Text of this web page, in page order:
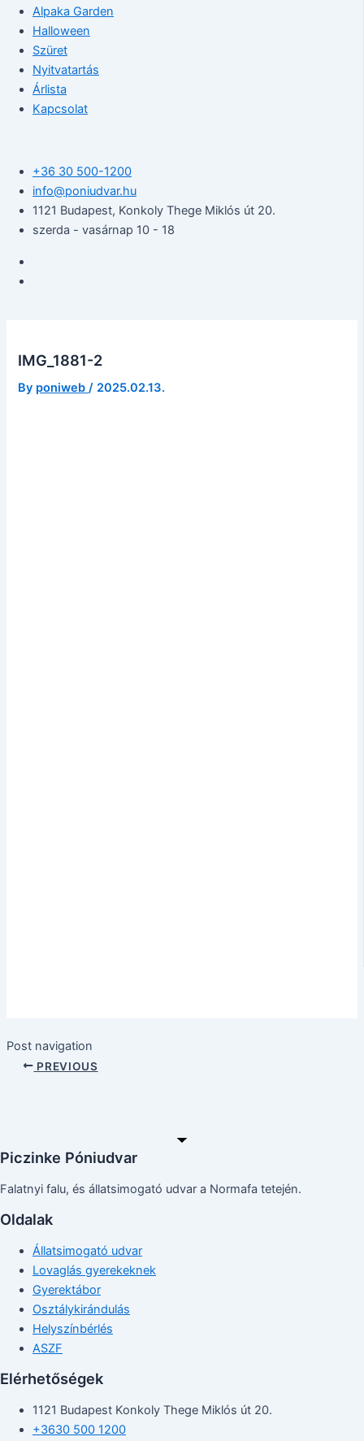
Alpaka Garden
Halloween
Szüret
Nyitvatartás
Árlista
Kapcsolat
+36 30 500-1200​
info@poniudvar.hu
1121 Budapest, Konkoly Thege Miklós út 20.
szerda - vasárnap 10 - 18
IMG_1881-2
By poniweb/ 2025.02.13.
Post navigation
PREVIOUS
Piczinke Póniudvar
Falatnyi falu, és állatsimogató udvar a Normafa tetején.
Oldalak
Állatsimogató udvar
Lovaglás gyerekeknek
Gyerektábor
Osztálykirándulás
Helyszínbérlés
ASZF
Elérhetőségek
1121 Budapest Konkoly Thege Miklós út 20.
+3630 500 1200